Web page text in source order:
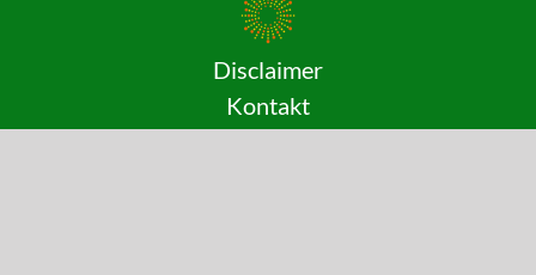
Disclaimer
Kontakt